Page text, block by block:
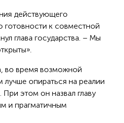
действующего
к совместной
глава государства. – Мы
во время возможной
лучше опираться на реалии
этом он назвал главу
и прагматичным